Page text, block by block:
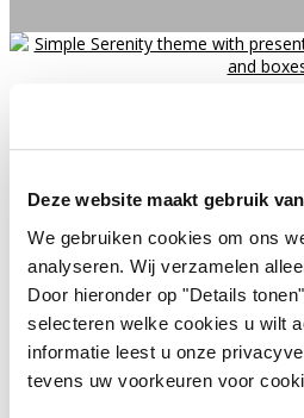
Deze website maakt gebruik
We gebruiken cookies om ons
analyseren. Wij verzamelen
Door hieronder op "Details
selecteren welke cookies u wilt
informatie leest u onze
tevens uw voorkeuren voor
Want to know more
Vivant Decorations B.V.
Amerikalaan 21
6199 AE Maastricht Airport
Netherlands
Tel +31 (0)43 358 67 67
info@vivant.n